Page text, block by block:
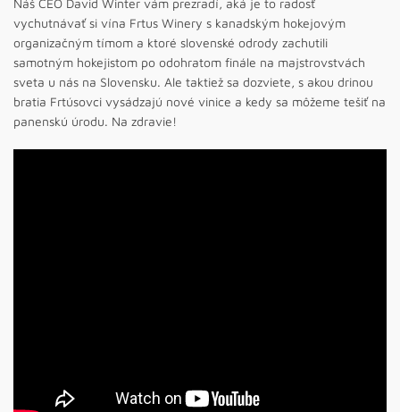
Náš CEO David Winter vám prezradí, aká je to radosť
vychutnávať si vína Frtus Winery s kanadským hokejovým
organizačným tímom a ktoré slovenské odrody zachutili
samotným hokejistom po odohratom finále na majstrovstvách
sveta u nás na Slovensku. Ale taktiež sa dozviete, s akou drinou
bratia Frtúsovci vysádzajú nové vinice a kedy sa môžeme tešiť na
panenskú úrodu. Na zdravie!